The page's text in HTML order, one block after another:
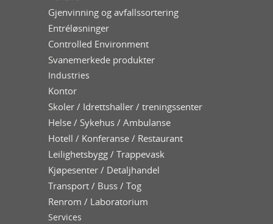
Gjenvinning og avfallssortering
Entréløsninger
Controlled Environment
Svanemerkede produkter
Industries
Kontor
Skoler / Idrettshaller / treningssenter
Helse / Sykehus / Ambulanse
Hotell / Konferanse / Restaurant
Leilighetsbygg / Trappevask
Kjøpesenter / Detaljhandel
Transport / Buss / Tog
Renrom / Laboratorium
Services